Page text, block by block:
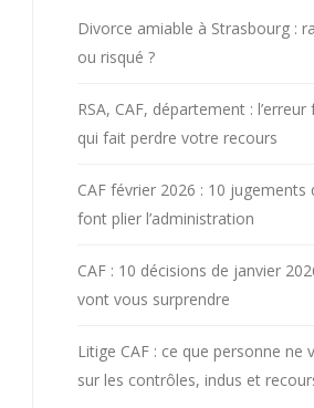
Divorce amiable à Strasbourg :
ou risqué ?
RSA, CAF, département : l’erreur
qui fait perdre votre recours
CAF février 2026 : 10 jugements
font plier l’administration
CAF : 10 décisions de janvier
vont vous surprendre
Litige CAF : ce que personne ne
sur les contrôles, indus et